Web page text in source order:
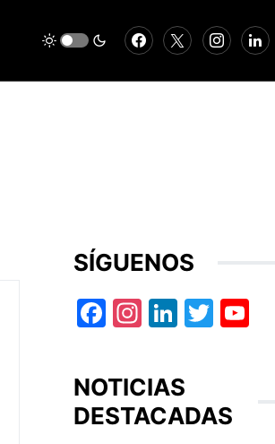
SÍGUENOS
Facebook
Instagram
LinkedIn
Twitter
NOTICIAS
DESTACADAS